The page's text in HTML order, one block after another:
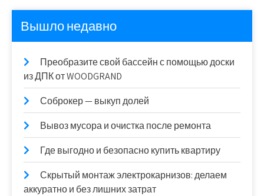
Вышло недавно
Преобразите свой бассейн с помощью доски
из ДПК от WOODGRAND
Соброкер — выкуп долей
Вывоз мусора и очистка после ремонта
Где выгодно и безопасно купить квартиру
Скрытый монтаж электрокарнизов: делаем
аккуратно и без лишних затрат